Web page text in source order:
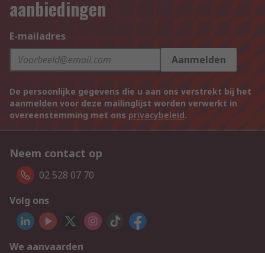
aanbiedingen
E-mailadres
Aanmelden
De persoonlijke gegevens die u aan ons verstrekt bij het
aanmelden voor deze mailinglijst worden verwerkt in
overeenstemming met ons privacybeleid.
Neem contact op
02 528 07 70
Volg ons
We aanvaarden